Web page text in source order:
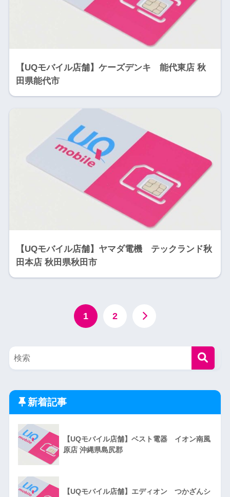
【UQモバイル店舗】ケーズデンキ 能代東店 秋
田県能代市
【UQモバイル店舗】ヤマダ電機 テックランド秋
田本店 秋田県秋田市
1 2
新着記事
【UQモバイル店舗】ベスト電器 イオン南風
原店 沖縄県島尻郡
【UQモバイル店舗】エディオン つかざんシ